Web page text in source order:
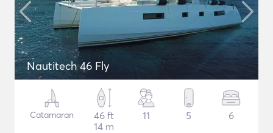
Nautitech 46 Fly
Catamaran
46 ft
14 m
11 5 6